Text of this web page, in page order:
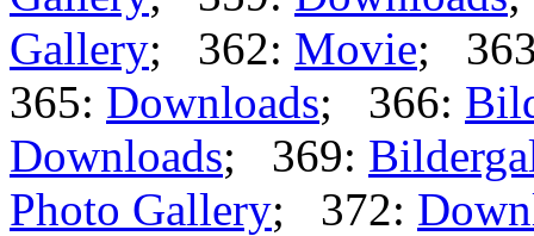
Gallery; 362: Movie;
365: Downloads; 366:
Downloads; 369:
Photo Gallery; 372: